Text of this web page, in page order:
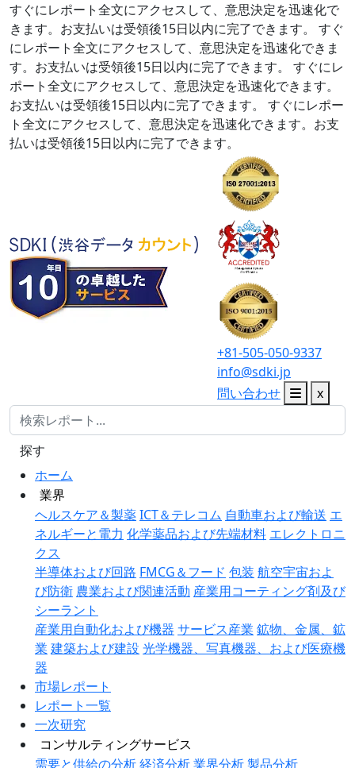
すぐにレポート全文にアクセスして、意思決定を迅速化で
きます。お支払いは受領後15日以内に完了できます。
すぐ
にレポート全文にアクセスして、意思決定を迅速化できま
す。お支払いは受領後15日以内に完了できます。
すぐにレ
ポート全文にアクセスして、意思決定を迅速化できます。
お支払いは受領後15日以内に完了できます。
すぐにレポー
ト全文にアクセスして、意思決定を迅速化できます。お支
払いは受領後15日以内に完了できます。
+81-505-050-9337
info@sdki.jp
問い合わせ
x
ホーム
業界
ヘルスケア＆製薬ICT＆テレコム 自動車および輸送 エ
ネルギーと電力 化学薬品および先端材料 エレクトロニ
クス
半導体および回路 FMCG＆フード 包装 航空宇宙およ
び防衛 農業および関連活動 産業用コーティング剤及び
シーラント
産業用自動化および機器 サービス産業 鉱物、金属、鉱
業 建築および建設 光学機器、写真機器、および医療機
器
市場レポート
レポート一覧
一次研究
コンサルティングサービス
需要と供給の分析経済分析業界分析製品分析
探す